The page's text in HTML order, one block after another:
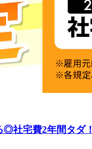
社宅費2年間タダ！